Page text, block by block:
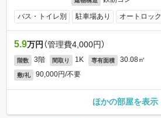
バス・トイレ別 駐車場あり オートロック
5.9万円 （管理費4,000円）
階数 3階 間取り 1K 専有面積 30.08㎡
敷/礼 90,000円/不要
ほかの部屋を表示